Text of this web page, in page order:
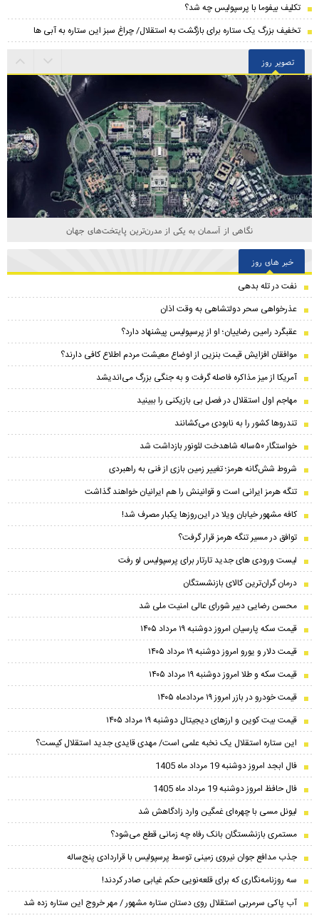
تکلیف بیفوما با پرسپولیس چه شد؟
تخفیف بزرگ یک ستاره برای بازگشت به استقلال/ چراغ سبز این ستاره به آبی ها
تصویر روز
نگاهی از آسمان به یکی از مدرن‌ترین پایتخت‌های جهان
خبر های روز
نفت در تله بدهی
عذرخواهی سحر دولتشاهی به وقت اذان
عقبگرد رامین رضاییان؛ او از پرسپولیس پیشنهاد دارد؟
موافقان افزایش قیمت بنزین از اوضاع معیشت مردم اطلاع کافی دارند؟
آمریکا از میز مذاکره فاصله گرفت و به جنگی بزرگ می‌اندیشد
مهاجم اول استقلال در فصل بی بازیکنی را ببینید
تندرو‌ها کشور را به نابودی می‌کشانند
خواستگار ۵۰ساله شاهدخت لئونور بازداشت شد
شروط شش‌گانه هرمز؛ تغییر زمین بازی از فنی به راهبردی
تنگه هرمز ایرانی است و قوانینش را هم ایرانیان خواهند گذاشت
کافه مشهور خیابان ویلا در این‌روزها یکبار مصرف شد!
توافق در مسیر تنگه هرمز قرار گرفت؟
لیست ورودی های جدید تارتار برای پرسپولیس لو رفت
درمان گران‌ترین کالای بازنشستگان
محسن رضایی دبیر شورای عالی امنیت ملی شد
قیمت سکه پارسیان امروز دوشنبه ۱۹ مرداد ۱۴۰۵
قیمت دلار و یورو امروز دوشنبه ۱۹ مرداد ۱۴۰۵
قیمت سکه و طلا امروز دوشنبه ۱۹ مرداد ۱۴۰۵
قیمت خودرو در بازر امروز ۱۹ مردادماه ۱۴۰۵
قیمت بیت کوین و ارز‌های دیجیتال دوشنبه ۱۹ مرداد ۱۴۰۵
این ستاره استقلال یک نخبه علمی است/ مهدی قایدی جدید استقلال کیست؟
فال ابجد امروز دوشنبه 19 مرداد ماه 1405
فال حافظ امروز دوشنبه 19 مرداد ماه 1405
لیونل مسی با چهره‌ای غمگین وارد زادگاهش شد
مستمری بازنشستگان بانک رفاه چه زمانی قطع می‌شود؟
جذب مدافع جوان نیروی زمینی توسط پرسپولیس با قراردادی پنج‌ساله
سه روزنامه‌نگاری که برای قلعه‌نویی حکم غیابی صادر کردند!
آب پاکی سرمربی استقلال روی دستان ستاره مشهور / مهر خروج این ستاره زده شد